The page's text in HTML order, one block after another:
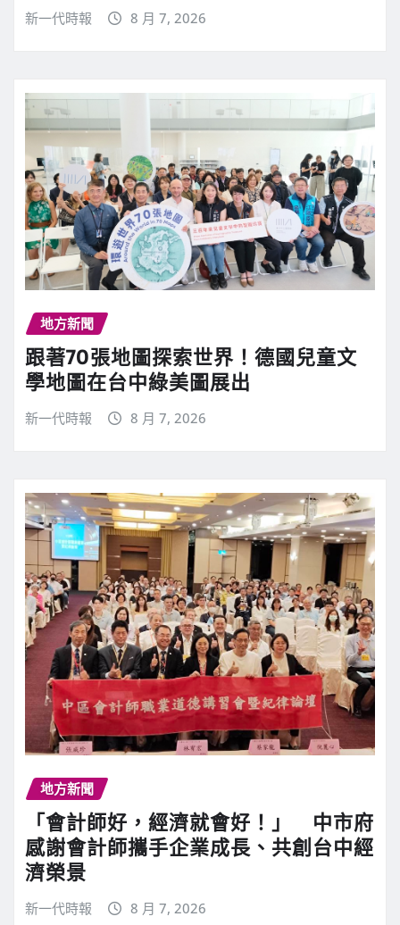
新一代時報 8 月 7, 2026
地方新聞
跟著70張地圖探索世界！德國兒童文
學地圖在台中綠美圖展出
新一代時報 8 月 7, 2026
地方新聞
「會計師好，經濟就會好！」 中市府
感謝會計師攜手企業成長、共創台中經
濟榮景
新一代時報 8 月 7, 2026